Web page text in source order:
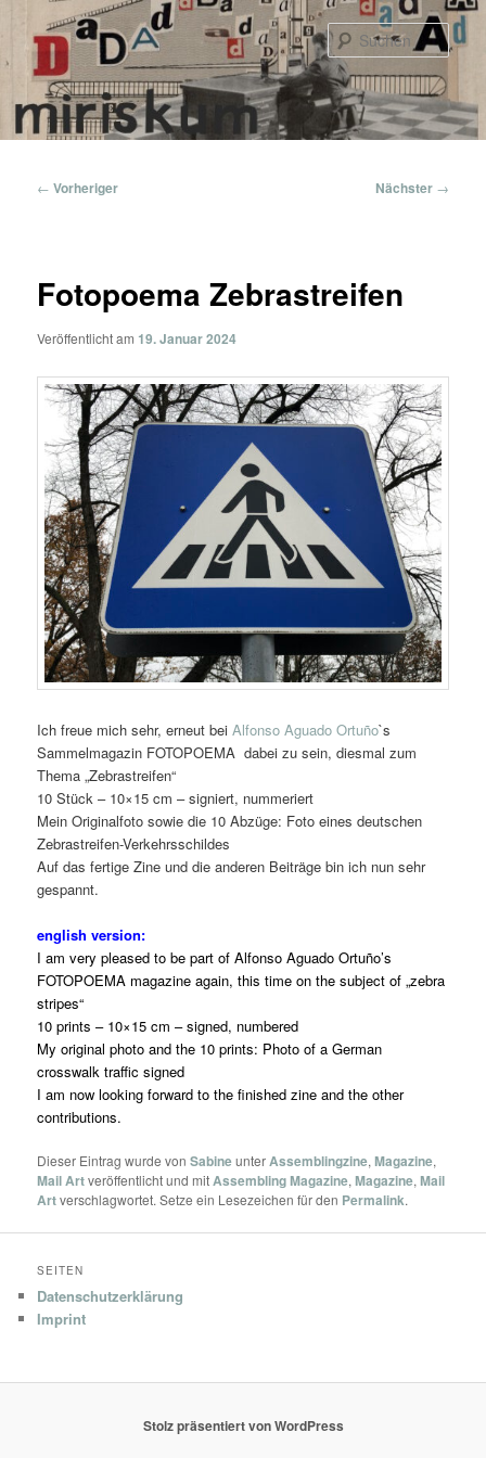
primären
Inhalt
springen
Beitragsnavigation
← Vorheriger Nächster →
Fotopoema Zebrastreifen
Veröffentlicht am 19. Januar 2024
Ich freue mich sehr, erneut beiAlfonso Aguado Ortuño`s
Sammelmagazin FOTOPOEMA dabei zu sein, diesmal zum
Thema „Zebrastreifen“
10 Stück – 10×15 cm – signiert, nummeriert
Mein Originalfoto sowie die 10 Abzüge: Foto eines deutschen
Zebrastreifen-Verkehrsschildes
Auf das fertige Zine und die anderen Beiträge bin ich nun sehr
gespannt.
english version:
I am very pleased to be part ofAlfonso Aguado Ortuño’s
FOTOPOEMA magazine again, this time on the subject of „zebra
stripes“
10 prints – 10×15 cm – signed, numbered
My original photo and the 10 prints: Photo of a German
crosswalk traffic signed
I am now looking forward to the finished zine and the other
contributions.
Dieser Eintrag wurde vonSabineunterAssemblingzine,Magazine,
Mail Artveröffentlicht und mitAssembling Magazine,Magazine,Mail
Artverschlagwortet. Setze ein Lesezeichen für den Permalink.
SEITEN
Datenschutzerklärung
Imprint
Stolz präsentiert von WordPress